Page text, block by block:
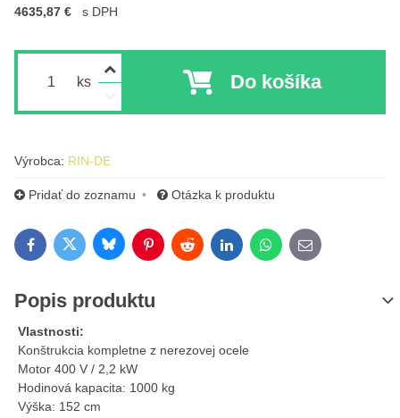
4635,87 € s DPH
ks Do košíka
Výrobca: RIN-DE
Pridať do zoznamu Otázka k produktu
FacebookTwitterBlueskyPinterestRedditLinkedInWhatsApp
E-mail
Popis produktu
Vlastnosti:
Konštrukcia kompletne z nerezovej ocele
Motor 400 V / 2,2 kW
Hodinová kapacita: 1000 kg
Výška: 152 cm